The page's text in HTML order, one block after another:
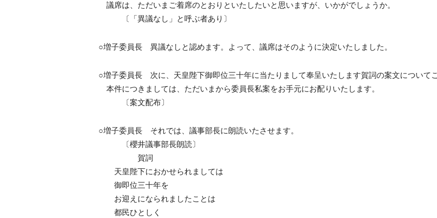
議席は、ただいまご着席のとおりといたしたいと思いますが、いかがでしょうか。
〔「異議なし」と呼ぶ者あり〕
○増子委員長 異議なしと認めます。よって、議席はそのように決定いたしました。
○増子委員長 次に、天皇陛下御即位三十年に当たりまして奉呈いたします賀詞の案文について
本件につきましては、ただいまから委員長私案をお手元にお配りいたします。
〔案文配布〕
○増子委員長 それでは、議事部長に朗読いたさせます。
〔櫻井議事部長朗読〕
賀詞
天皇陛下におかせられましては
御即位三十年を
お迎えになられましたことは
都民ひとしく